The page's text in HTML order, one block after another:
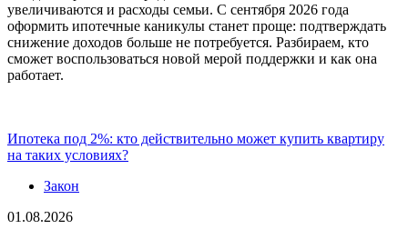
увеличиваются и расходы семьи. С сентября 2026 года
оформить ипотечные каникулы станет проще: подтверждать
снижение доходов больше не потребуется. Разбираем, кто
сможет воспользоваться новой мерой поддержки и как она
работает.
Ипотека под 2%: кто действительно может купить квартиру
на таких условиях?
Закон
01.08.2026